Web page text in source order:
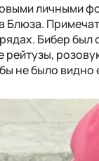
личными
Бибер
не было видно